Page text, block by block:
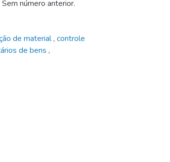
número anterior.
de material, controle
de bens ,